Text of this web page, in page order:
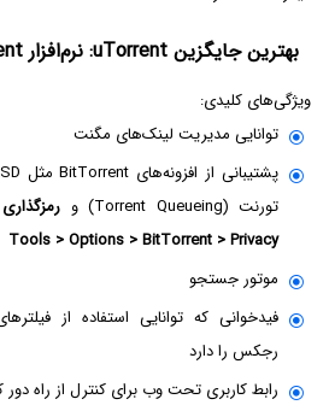
بهترین جایگزین uTorrent: نرم‌افزار qBittorrent
ویژگی‌های کلیدی:
توانایی مدیریت لینک‌های مگنت
تورنت (Torrent Queueing) و
رمزگذاری
Tools > Options > BitTorrent > Privacy
موتور جستجو
فیدخوانی که توانایی استفاده از
رجکس را دارد
رابط کاربری تحت وب برای کنترل از راه دور